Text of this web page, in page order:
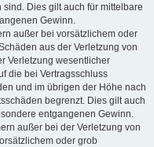
Dies gilt auch für mittelbare
Gewinn.
außer bei vorsätzlichem oder
aus der Verletzung von
Verletzung wesentlicher
die bei Vertragsschluss
und im übrigen der Höhe nach
begrenzt. Dies gilt auch
entgangenen Gewinn.
außer bei der Verletzung von
oder grob